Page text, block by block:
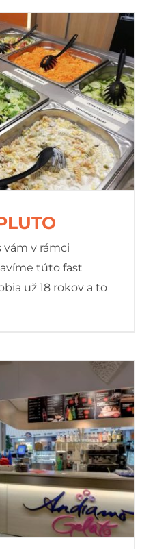
vám v rámci
túto fast
už 18 rokov a to